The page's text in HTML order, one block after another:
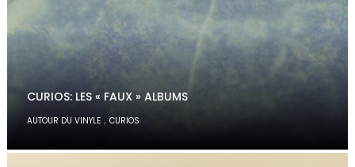
CURIOS: LES « FAUX » ALBUMS
AUTOUR DU VINYLE ,CURIOS